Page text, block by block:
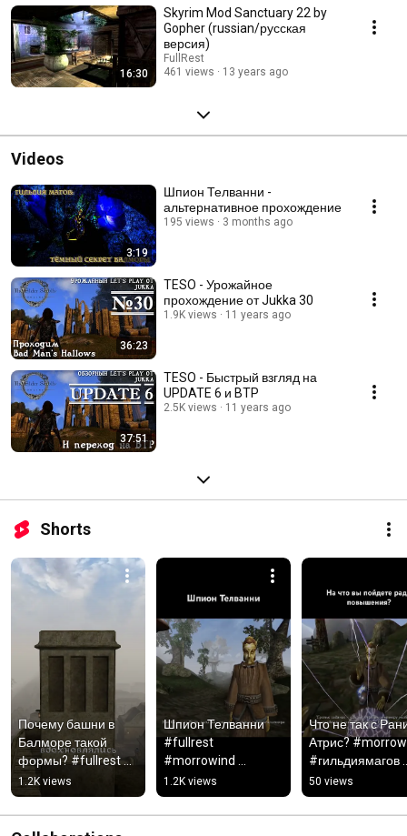
16:30
Skyrim Mod Sanctuary 22 by
Gopher (russian/русская
версия)
FullRest
461 views
13 years ago
Videos
3:19
Шпион Телванни -
альтернативное прохождение
195 views 3 months ago
36:23
TESO - Урожайное
прохождение от Jukka 30
1.9K views 11 years ago
37:51
TESO - Быстрый взгляд на
UPDATE 6 и BTP
2.5K views 11 years ago
Shorts
Почему башни в
Балморе такой
формы? #fullrest
#morrowind
#архитектура
#дизайн
1.2K views
Шпион Телванни
#fullrest
#morrowind
#гильдиямагов
1.2K views
Что не так с
Атрис?
#гильдиямагов
#прохождение
#fullrest
50 views